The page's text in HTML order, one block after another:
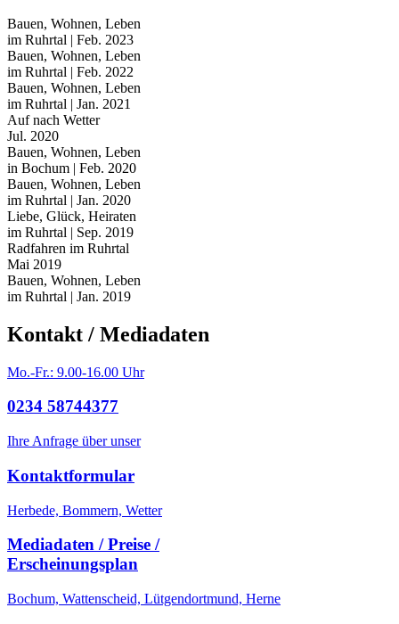
Bauen, Wohnen, Leben
im Ruhrtal | Feb. 2023
Bauen, Wohnen, Leben
im Ruhrtal | Feb. 2022
Bauen, Wohnen, Leben
im Ruhrtal | Jan. 2021
Auf nach Wetter
Jul. 2020
Bauen, Wohnen, Leben
in Bochum | Feb. 2020
Bauen, Wohnen, Leben
im Ruhrtal | Jan. 2020
Liebe, Glück, Heiraten
im Ruhrtal | Sep. 2019
Radfahren im Ruhrtal
Mai 2019
Bauen, Wohnen, Leben
im Ruhrtal | Jan. 2019
Kontakt / Mediadaten
Mo.-Fr.: 9.00-16.00 Uhr
0234 58744377
Ihre Anfrage über unser
Kontaktformular
Herbede, Bommern, Wetter
Mediadaten / Preise /
Erscheinungsplan
Bochum, Wattenscheid, Lütgendortmund, Herne